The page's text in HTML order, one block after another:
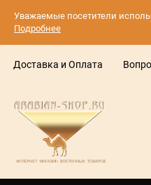
Уважаемые посетители
Подробнее
Доставка и Оплата